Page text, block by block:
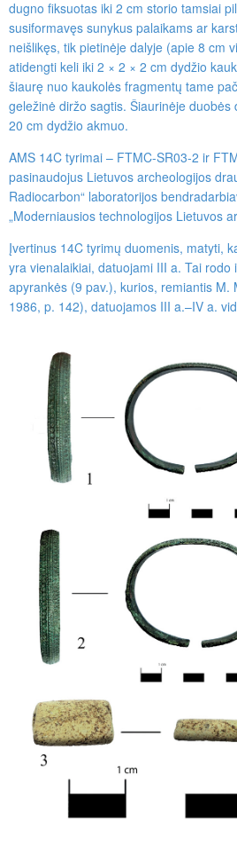
dugno fiksuotas iki 2 cm storio tamsiai
susiformavęs sunykus palaikams ar
neišlikęs, tik pietinėje dalyje (apie 8 cm
atidengti keli iki 2 × 2 × 2 cm dydžio
šiaurę nuo kaukolės fragmentų tame
geležinė diržo sagtis. Šiaurinėje
20 cm dydžio akmuo.
AMS 14C tyrimai – FTMC-SR03-2 ir
pasinaudojus Lietuvos archeologijos
Radiocarbon“ laboratorijos
„Moderniausios technologijos Lietuvos
Įvertinus 14C tyrimų duomenis, matyti,
yra vienalaikiai, datuojami III a. Tai rodo
apyrankės (9 pav.), kurios, remiantis M.
1986, p. 142), datuojamos III a.–IV a.